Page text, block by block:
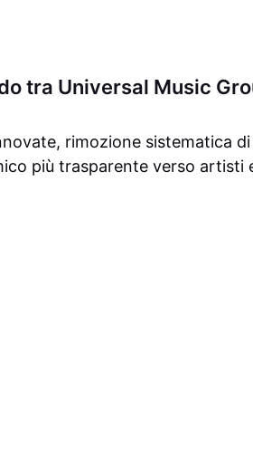
tra Universal Music
rimozione sistematica
più trasparente verso artisti